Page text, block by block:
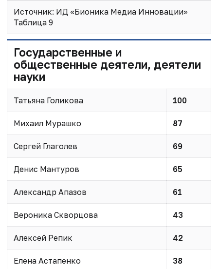
Источник: ИД «Бионика Медиа Инновации»
Таблица 9
Государственные и
общественные деятели, деятели
науки
Татьяна Голикова 100
Михаил Мурашко 87
Сергей Глаголев 69
Денис Мантуров 65
Александр Апазов 61
Вероника Скворцова 43
Алексей Репик 42
Елена Астапенко 38